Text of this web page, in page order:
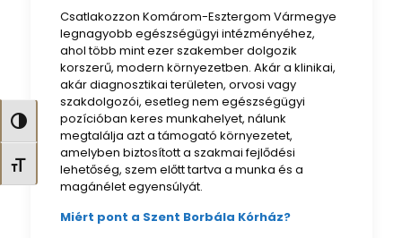
Nagy kontraszt váltása
Betűméret váltása
Csatlakozzon Komárom-Esztergom Vármegye
legnagyobb egészségügyi intézményéhez,
ahol több mint ezer szakember dolgozik
korszerű, modern környezetben. Akár a klinikai,
akár diagnosztikai területen, orvosi vagy
szakdolgozói, esetleg nem egészségügyi
pozícióban keres munkahelyet, nálunk
megtalálja azt a támogató környezetet,
amelyben biztosított a szakmai fejlődési
lehetőség, szem előtt tartva a munka és a
magánélet egyensúlyát.
Miért pont a Szent Borbála Kórház?